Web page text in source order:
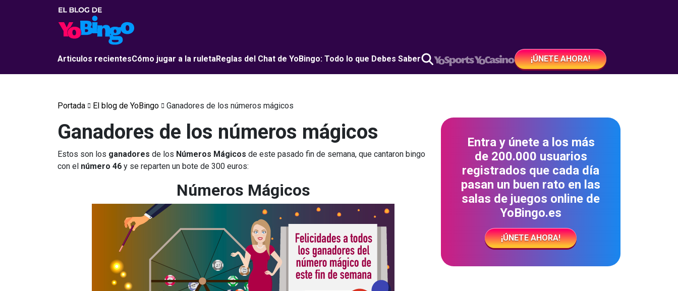
Articulos recientesCómo jugar a la ruletaReglas del Chat de YoBingo: Todo lo que Debes Saber ¡ÚNETE AHORA!
Portada El blog de YoBingo Ganadores de los números mágicos
Ganadores de los números mágicos
Estos son los ganadores de los Números Mágicos de este pasado fin de semana, que cantaron bingo
con el número 46 y se reparten un bote de 300 euros:
Números Mágicos
Entra y únete a los más
de 200.000 usuarios
registrados que cada día
pasan un buen rato en las
salas de juegos online de
YoBingo.es
¡ÚNETE AHORA!